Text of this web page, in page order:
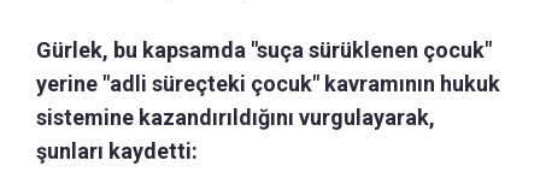
Gürlek, bu kapsamda "suça sürüklenen çocuk"
yerine "adli süreçteki çocuk" kavramının hukuk
sistemine kazandırıldığını vurgulayarak,
şunları kaydetti: